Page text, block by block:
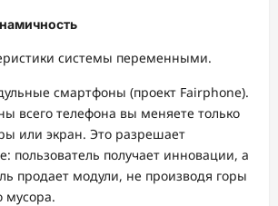
системы переменными.
смартфоны (проект Fairphone).
всего телефона вы меняете только
или экран. Это разрешает
пользователь получает инновации, а
продает модули, не производя горы
мусора.